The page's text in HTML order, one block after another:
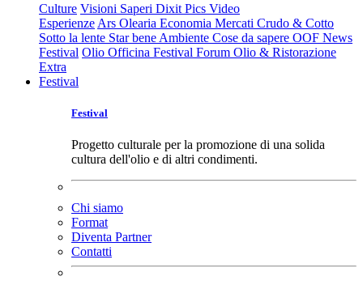
Culture Visioni Saperi Dixit Pics Video
Esperienze Ars Olearia Economia Mercati Crudo & Cotto
Sotto la lente Star bene Ambiente Cose da sapere OOF News
Festival Olio Officina Festival Forum Olio & Ristorazione
Extra
Festival
Festival
Progetto culturale per la promozione di una solida
cultura dell'olio e di altri condimenti.
Chi siamo
Format
Diventa Partner
Contatti